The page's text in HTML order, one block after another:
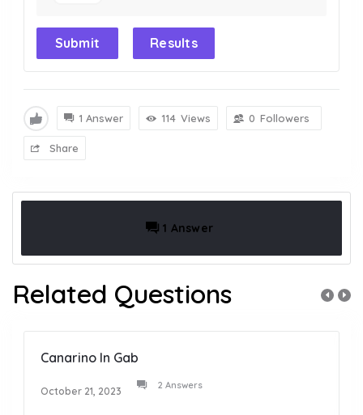
Submit Results
1 Answer 114 Views 0 Followers
Share
1 Answer
Related Questions
Canarino In Gab
October 21, 2023 2 Answers